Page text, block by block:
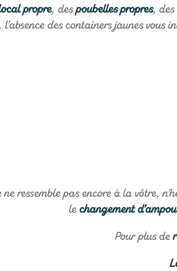
propre, despoubelles propres, des
des containers jaunes
ressemble pas encore à la vôtre,
lechangement
Pour plus de